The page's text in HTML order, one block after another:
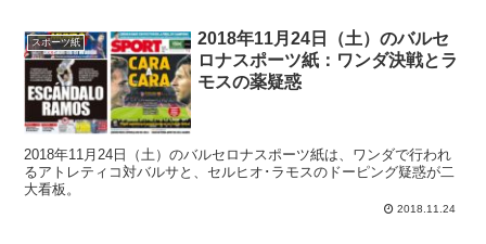
スポーツ紙
2018年11月24日（土）のバルセ
ロナスポーツ紙：ワンダ決戦とラ
モスの薬疑惑
2018年11月24日（土）のバルセロナスポーツ紙は、ワンダで行われ
るアトレティコ対バルサと、セルヒオ･ラモスのドーピング疑惑が二
大看板。
2018.11.24